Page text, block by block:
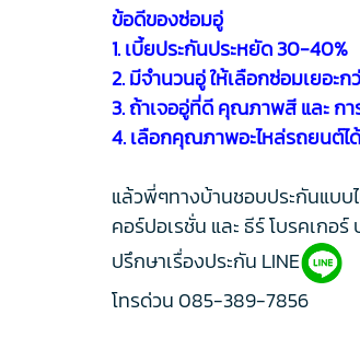
ข้อดีของซ่อมอู่
1. เบี้ยประกันประหยัด 30-40%
2. มีจำนวนอู่ ให้เลือกซ่อมเยอะ
3. ถ้าเจออู่ที่ดี คุณภาพสี และ กา
4. เลือกคุณภาพอะไหล่รถยนต์ไ
แล้วพี่ๆทางบ้านชอบประกันแบบ
คอร์ปอเรชั่น และ ธีร์ โบรคเกอ
ปรึกษาเรื่องประกัน LINE
โทรด่วน 085-389-7856